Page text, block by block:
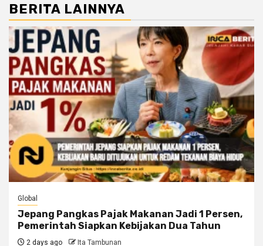
BERITA LAINNYA
Global
Jepang Pangkas Pajak Makanan Jadi 1 Persen,
Pemerintah Siapkan Kebijakan Dua Tahun
2 days ago Ita Tambunan